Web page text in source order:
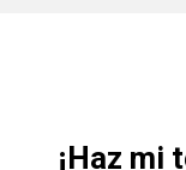
¡Haz mi